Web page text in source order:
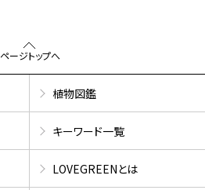
ページトップへ
植物図鑑
キーワード一覧
LOVEGREENとは